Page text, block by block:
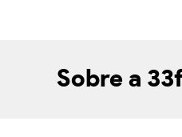
Sobre a